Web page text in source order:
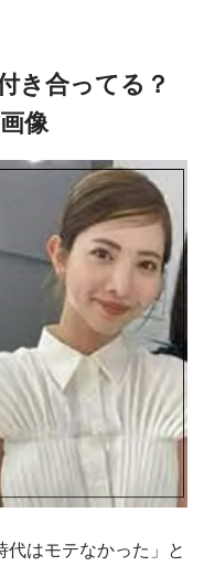
き合ってる？
像
はモテなかった」と